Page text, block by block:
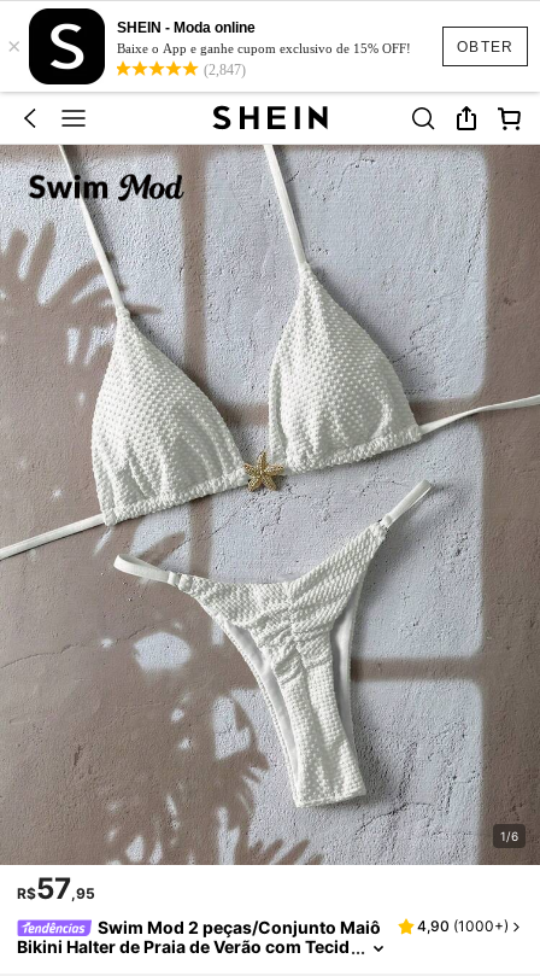
OBTER
×
SHEIN - Moda online
Baixe o App e ganhe cupom exclusivo de 15% OFF!
(2,847)
1/6
R$57,95
Swim Mod 2 peças/Conjunto Maiô
Bikini Halter de Praia de Verão com Tecid
4,90 (1000+)